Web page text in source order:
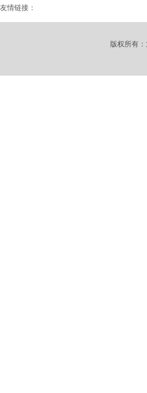
友情链接：
版权所有